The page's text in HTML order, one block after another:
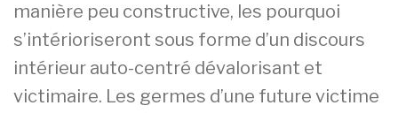
manière peu constructive, les pourquoi
s’intérioriseront sous forme d’un discours
intérieur auto-centré dévalorisant et
victimaire. Les germes d’une future victime